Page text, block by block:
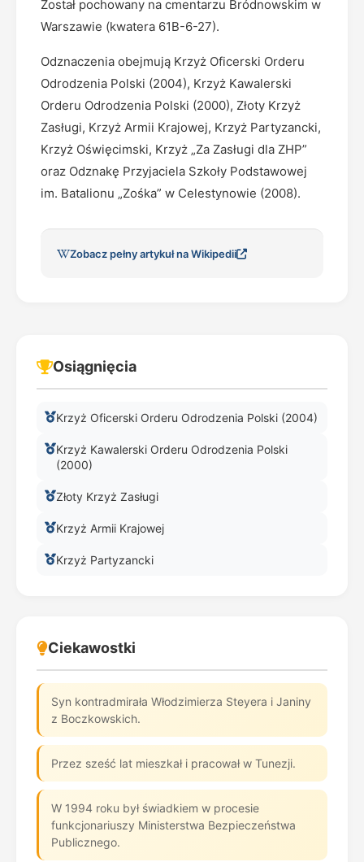
Został pochowany na cmentarzu Bródnowskim w
Warszawie (kwatera 61B-6-27).
Odznaczenia obejmują Krzyż Oficerski Orderu
Odrodzenia Polski (2004), Krzyż Kawalerski
Orderu Odrodzenia Polski (2000), Złoty Krzyż
Zasługi, Krzyż Armii Krajowej, Krzyż Partyzancki,
Krzyż Oświęcimski, Krzyż „Za Zasługi dla ZHP”
oraz Odznakę Przyjaciela Szkoły Podstawowej
im. Batalionu „Zośka” w Celestynowie (2008).
Zobacz pełny artykuł na Wikipedii
Osiągnięcia
Krzyż Oficerski Orderu Odrodzenia Polski (2004)
Krzyż Kawalerski Orderu Odrodzenia Polski
(2000)
Złoty Krzyż Zasługi
Krzyż Armii Krajowej
Krzyż Partyzancki
Ciekawostki
Syn kontradmirała Włodzimierza Steyera i Janiny
z Boczkowskich.
Przez sześć lat mieszkał i pracował w Tunezji.
W 1994 roku był świadkiem w procesie
funkcjonariuszy Ministerstwa Bezpieczeństwa
Publicznego.